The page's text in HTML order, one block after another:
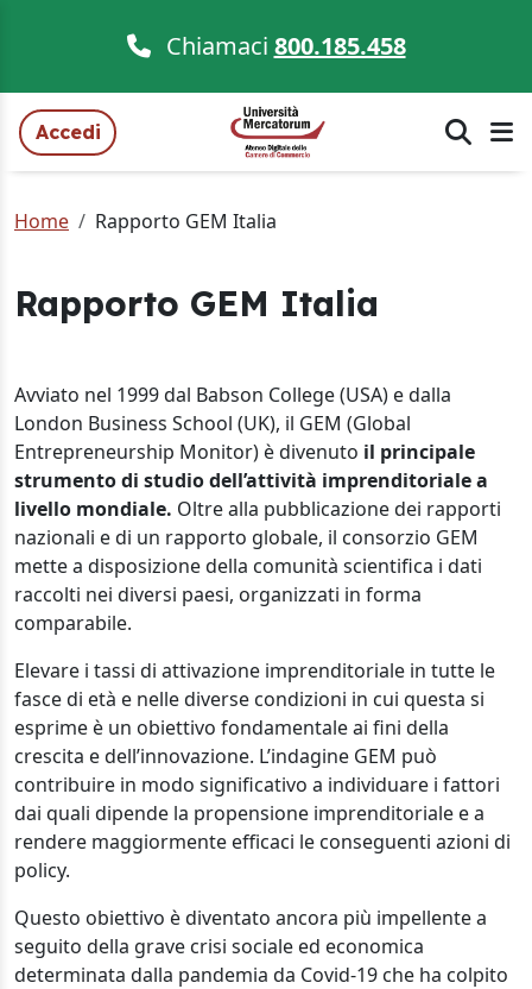
Chiamaci 800.185.458
Accedi
Home Rapporto GEM Italia
Rapporto GEM Italia
Avviato nel 1999 dal Babson College (USA) e dalla
London Business School (UK), il GEM (Global
Entrepreneurship Monitor) è divenuto il principale
strumento di studio dell’attività imprenditoriale a
livello mondiale. Oltre alla pubblicazione dei rapporti
nazionali e di un rapporto globale, il consorzio GEM
mette a disposizione della comunità scientifica i dati
raccolti nei diversi paesi, organizzati in forma
comparabile.
Elevare i tassi di attivazione imprenditoriale in tutte le
fasce di età e nelle diverse condizioni in cui questa si
esprime è un obiettivo fondamentale ai fini della
crescita e dell’innovazione. L’indagine GEM può
contribuire in modo significativo a individuare i fattori
dai quali dipende la propensione imprenditoriale e a
rendere maggiormente efficaci le conseguenti azioni di
policy.
Questo obiettivo è diventato ancora più impellente a
seguito della grave crisi sociale ed economica
determinata dalla pandemia da Covid-19 che ha colpito